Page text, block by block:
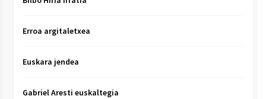
Erroa argitaletxea
Euskara jendea
Gabriel Aresti euskaltegia